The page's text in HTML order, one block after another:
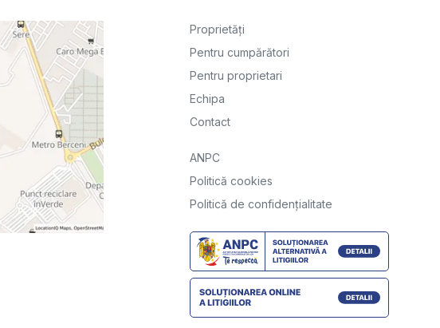
Proprietăți
Pentru cumpărători
Pentru proprietari
Echipa
Contact
ANPC
Politică cookies
Politică de confidențialitate